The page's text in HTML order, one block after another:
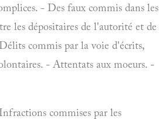
- Des faux commis dans les
les dépositaires de l'autorité et de
commis par la voie d'écrits,
- Attentats aux moeurs. -
commises par les